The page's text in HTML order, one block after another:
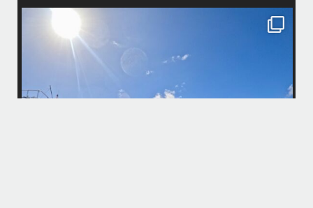
・
最近は、連日クルーザーチャーターのご利用が続いていて梅雨明け後の
パーフェクトな海でバナナボートに船上BBQ、シュノーケリングとお楽
しみ頂いております
・
何ヶ月も前からやり取りさせて頂き温めていたご予約でしたので、お天